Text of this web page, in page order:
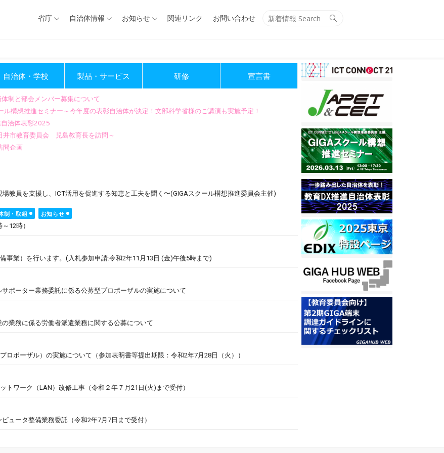
Search
省庁 自治体情報 お知らせ 関連リンク お問い合わせ
自治体・学校 製品・サービス 研修 宣言書
制と部会メンバー募集について
ル構想推進セミナー～今年度の表彰自治体が決定！文部科学省様のご講演も実施予定！
自治体表彰2025
井市教育委員会 児島教育長を訪問～
問企画
教員を支援し、ICT活用を促進する知恵と工夫を聞く〜(GIGAスクール構想推進委員会主催)
制・取組
お知らせ
12時）
事業）を行います。(入札参加申請:令和2年11月13日 (金)午後5時まで)
ポーター業務委託に係る公募型プロポーザルの実施について
業務に係る労働者派遣業務に関する公募について
ロポーザル）の実施について（参加表明書等提出期限：令和2年7月28日（火））
ワーク（LAN）改修工事（令和２年７月21日(火)まで受付）
ュータ整備業務委託（令和2年7月7日まで受付）